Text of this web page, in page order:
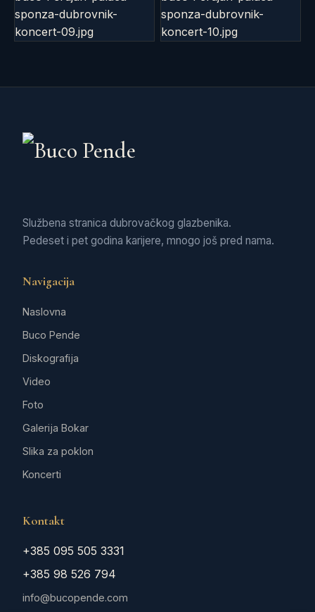
Službena stranica dubrovačkog glazbenika.
Pedeset i pet godina karijere, mnogo još pred nama.
Navigacija
Naslovna
Buco Pende
Diskografija
Video
Foto
Galerija Bokar
Slika za poklon
Koncerti
Kontakt
+385 095 505 3331
+385 98 526 794
info@bucopende.com